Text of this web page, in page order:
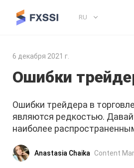
RU
6 декабря 2021 г.
Ошибки
Ошибки трейдера в
являются редкостью.
наиболее
Anastasia Chaika Content